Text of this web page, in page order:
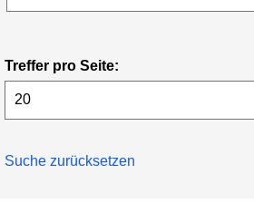
Treffer pro Seite:
Suche zurücksetzen